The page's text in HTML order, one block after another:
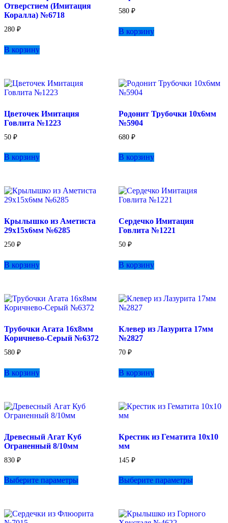
Отверстием (Имитация
Коралла) №6718
280 ₽
В корзину
580 ₽
В корзину
Цветочек Имитация
Говлита №1223
50 ₽
В корзину
Родонит Трубочки 10х6мм
№5904
680 ₽
В корзину
Крылышко из Аметиста
29х15х6мм №6285
250 ₽
В корзину
Сердечко Имитация
Говлита №1221
50 ₽
В корзину
Трубочки Агата 16х8мм
Коричнево-Серый №6372
580 ₽
В корзину
Клевер из Лазурита 17мм
№2827
70 ₽
В корзину
Древесный Агат Куб
Ограненный 8/10мм
830 ₽
Выберите параметры
Опции
Крестик из Гематита 10х10
мм
145 ₽
Выберите параметрытовар
Опции